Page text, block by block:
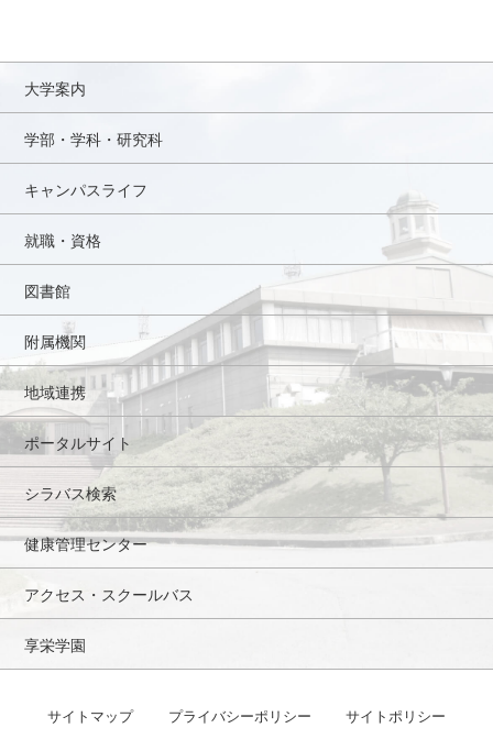
大学案内
学部・学科・研究科
キャンパスライフ
就職・資格
図書館
附属機関
地域連携
ポータルサイト
シラバス検索
健康管理センター
アクセス・スクールバス
享栄学園
サイトマップ プライバシーポリシー
サイトポリシー